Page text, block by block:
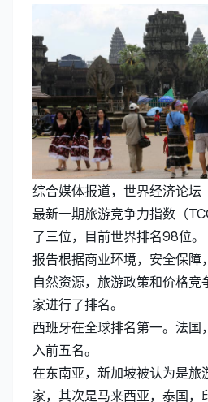
综合媒体报道，世界经济论坛
最新一期旅游竞争力指数（
了三位，目前世界排名98位。
报告根据商业环境，安全保障
自然资源，旅游政策和价格竞
家进行了排名。
西班牙在全球排名第一。法国
入前五名。
在东南亚，新加坡被认为是旅
家，其次是马来西亚，泰国，